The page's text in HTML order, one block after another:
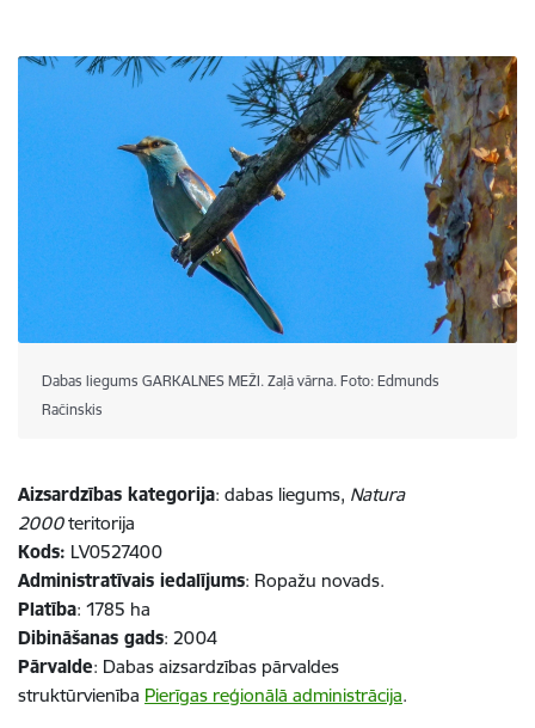
Dabas liegums GARKALNES MEŽI. Zaļā vārna. Foto: Edmunds
Račinskis
Aizsardzības kategorija: dabas liegums, Natura
2000teritorija
Kods: LV0527400
Administratīvais iedalījums: Ropažu novads.
Platība: 1785 ha
Dibināšanas gads: 2004
Pārvalde: Dabas aizsardzības pārvaldes
struktūrvienība Pierīgas reģionālā administrācija.